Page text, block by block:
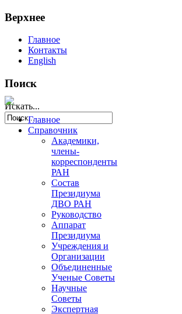
Верхнее
Главное
Контакты
English
Поиск
Искать...
Главное
Справочник
Академики,
члены-
корреспонденты
РАН
Состав
Президиума
ДВО РАН
Руководство
Аппарат
Президиума
Учреждения и
Организации
Объединенные
Ученые Советы
Научные
Советы
Экспертная